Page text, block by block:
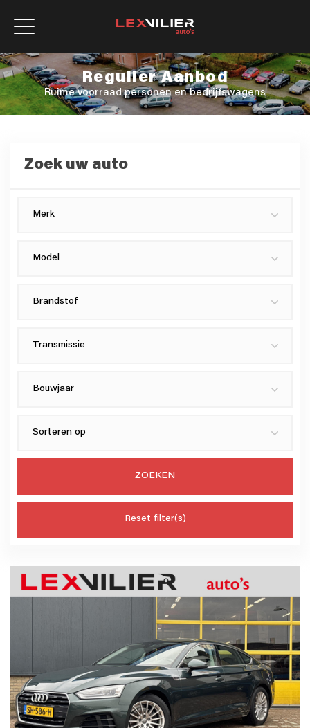
Regulier Aanbod
Ruime voorraad personen en bedrijfswagens
Zoek uw auto
ZOEKEN
Reset filter(s)